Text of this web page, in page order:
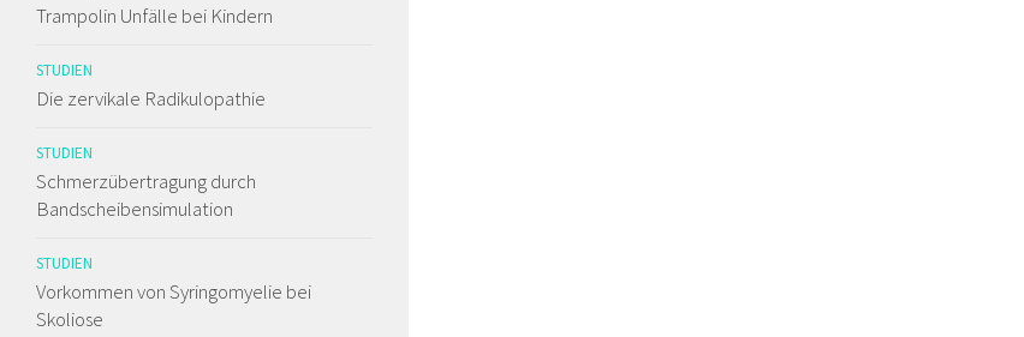
Trampolin Unfälle bei Kindern
STUDIEN
Die zervikale Radikulopathie
STUDIEN
Schmerzübertragung durch
Bandscheibensimulation
STUDIEN
Vorkommen von Syringomyelie bei
Skoliose